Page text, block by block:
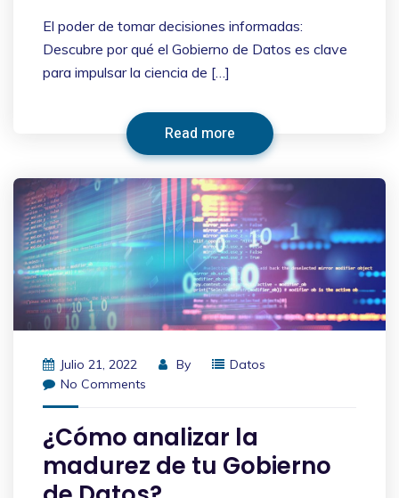
El poder de tomar decisiones informadas:
Descubre por qué el Gobierno de Datos es clave
para impulsar la ciencia de […]
Read more
Julio 21, 2022 By
Datos
No Comments
¿Cómo analizar la
madurez de tu Gobierno